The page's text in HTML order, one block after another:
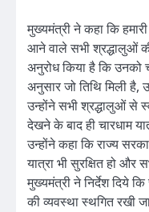
मुख्यमंत्री ने कहा कि
आने वाले सभी श्रद्धालुओं
अनुरोध किया है कि उनको
अनुसार जो तिथि मिली
उन्होंने सभी श्रद्धालुओं से
देखने के बाद ही चारधाम
उन्होंने कहा कि राज्य
यात्रा भी सुरक्षित हो और
मुख्यमंत्री ने निर्देश दिये
की व्यवस्था स्थगित रखी